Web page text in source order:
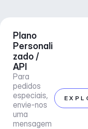
Plano
Personali
zado /
API
Para
pedidos
especiais,
envie-nos
uma
mensagem